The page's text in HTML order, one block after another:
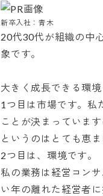
新卒入社：青木
20代30代が組織の中
象です。
大きく成長できる環
1つ目は市場です。私
ことが決まっていま
というのはとても恵
2つ目は、環境です。
私の業務は経営コン
い年の離れた経営者